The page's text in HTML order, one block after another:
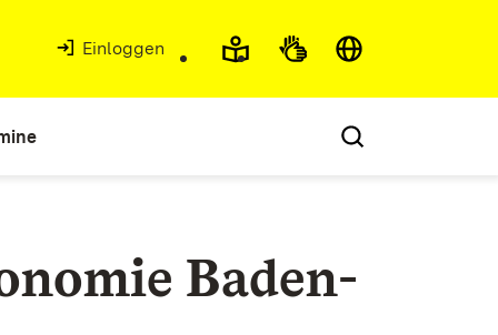
Einloggen
Baden-